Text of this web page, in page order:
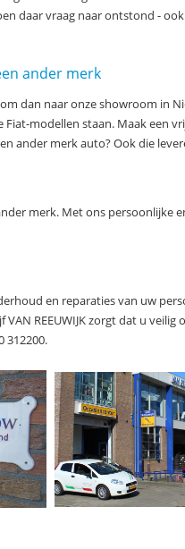
daar vraag naar ontstond -
ander merk
dan naar onze showroom in
Fiat-modellen staan. Maak een
ander merk auto? Ook die
merk. Met ons persoonlijke
en reparaties van uw
REEUWIJK zorgt dat u veilig
312200.